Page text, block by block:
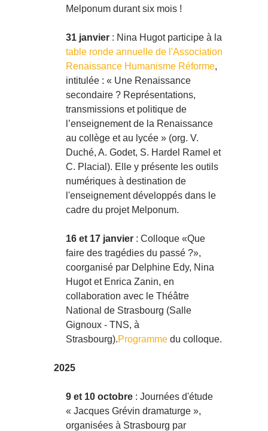
Melponum durant six mois !
31 janvier : Nina Hugot participe à la
table ronde annuelle de l'Association
Renaissance Humanisme Réforme,
intitulée : « Une Renaissance
secondaire ? Représentations,
transmissions et politique de
l’enseignement de la Renaissance
au collège et au lycée » (org. V.
Duché, A. Godet, S. Hardel Ramel et
C. Placial). Elle y présente les outils
numériques à destination de
l'enseignement développés dans le
cadre du projet Melponum.
16 et 17 janvier : Colloque «Que
faire des tragédies du passé ?»,
coorganisé par Delphine Edy, Nina
Hugot et Enrica Zanin, en
collaboration avec le Théâtre
National de Strasbourg (Salle
Gignoux - TNS, à
Strasbourg).Programme du colloque.
2025
9 et 10 octobre : Journées d'étude
« Jacques Grévin dramaturge »,
organisées à Strasbourg par